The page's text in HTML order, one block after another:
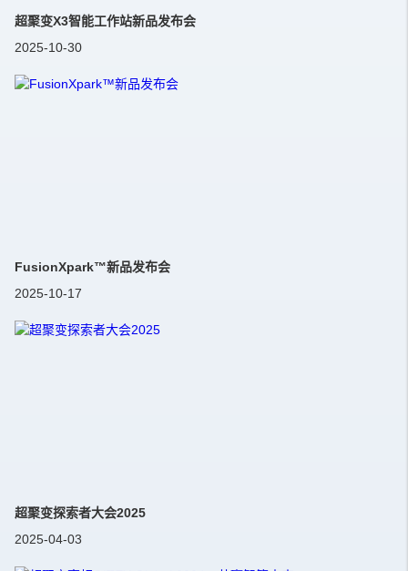
超聚变X3智能工作站新品发布会
2025-10-30
FusionXpark™新品发布会
2025-10-17
超聚变探索者大会2025
2025-04-03